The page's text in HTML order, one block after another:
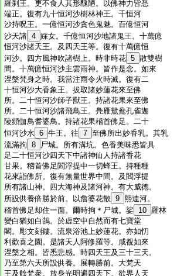
羅刹王。更不食人其形醜陋。以佛神力皆悉
端正。復有九十恒河沙樹林神王。千恒河
沙持呪王。一億恒河沙貪色鬼魅。百億恒河
沙天諸 4 婇女。千億恒河沙地諸鬼王。十萬億
恒河沙諸天王。及四天王等。復有十萬億恒
河沙。四方風神吹諸樹上。時非時花 5 散雙樹
間。十萬億恒河沙主雲雨神。皆作是念。如來
涅槃梵身之時。我當注雨令火時滅。復有二
十恒河沙大香象王。拔取諸妙蓮花來至佛
所。二十恒河沙師子獸王。持諸花果來至佛
所。二十恒河沙諸飛鳥王。鳧雁鴛鴦孔雀迦
陵頻伽鳥耆婆鳥。持諸花果稽首佛足。二十
恒河沙水 6 牛王。往 7 至佛所出妙香乳。其乳
流滿拘 8 尸城。所有溝坑。色香美味悉皆具
足二十恒河沙四天下中諸神仙人持諸香花
甘果。稽首佛足閻浮提中一切蜂王。持種種
花來詣佛所。復有無量世界中間。及閻浮提
所有諸山神。四大海神及諸河神。有大威徳。
所設供養倍勝於前。以詹婆花散 9 熙連河。
稽首佛足却住一面。爾時拘＊尸城。娑 10 羅林
變白猶如白鵠。於虚空中自然而有七寶堂
閣。彫文刻鏤。流泉浴池上妙蓮花。亦如忉
利歡喜之園。是諸天人阿修羅等。咸覩如來
涅槃之相。皆悉悲感。時四天王及三十三天。
乃至第六天所設供養。展轉勝前。大梵天
王及餘梵衆。放身光明遍四天下。欲界人天